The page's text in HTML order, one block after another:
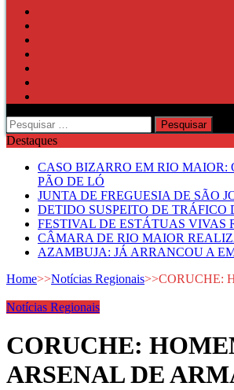
Pesquisar
por:
Destaques
CASO BIZARRO EM RIO MAIOR:
PÃO DE LÓ
JUNTA DE FREGUESIA DE SÃO
DETIDO SUSPEITO DE
FESTIVAL DE ESTÁTUAS VIVAS
CÂMARA DE RIO MAIOR
AZAMBUJA: JÁ ARRANCOU A
Home>>Notícias Regionais>>CORUCHE:
Notícias Regionais
CORUCHE:
ARSENAL DE